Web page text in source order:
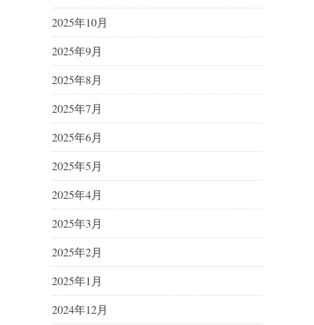
2025年10月
2025年9月
2025年8月
2025年7月
2025年6月
2025年5月
2025年4月
2025年3月
2025年2月
2025年1月
2024年12月